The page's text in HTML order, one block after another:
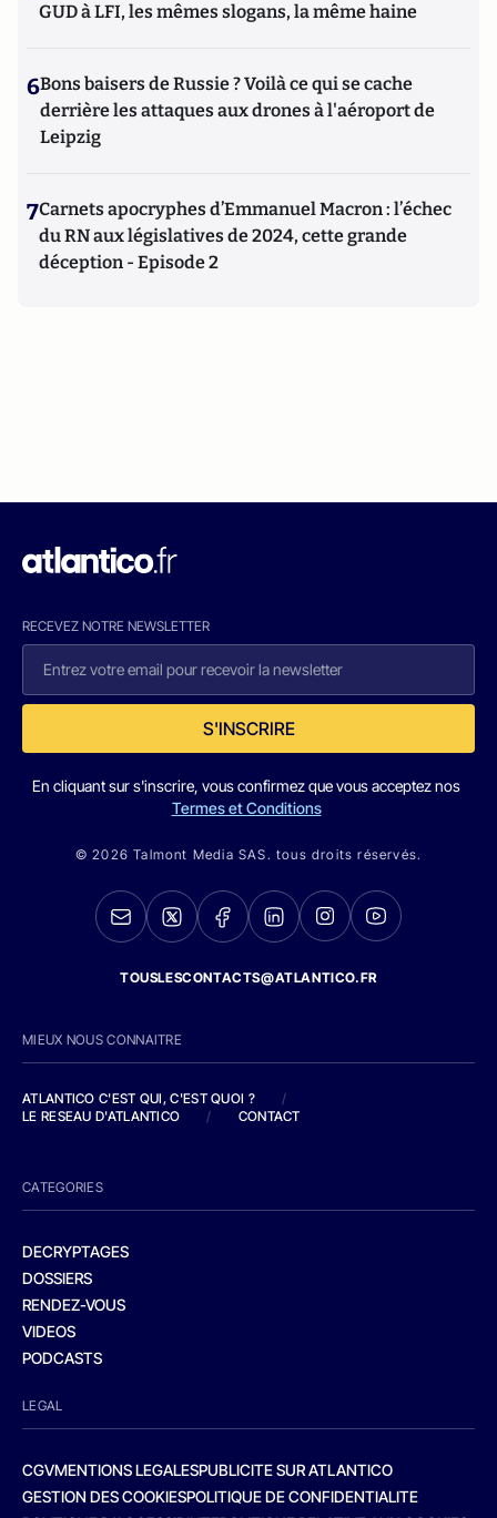
GUD à LFI, les mêmes slogans, la même haine
6Bons baisers de Russie ? Voilà ce qui se cache
derrière les attaques aux drones à l'aéroport de
Leipzig
7Carnets apocryphes d’Emmanuel Macron : l’échec
du RN aux législatives de 2024, cette grande
déception - Episode 2
RECEVEZ NOTRE NEWSLETTER
S'INSCRIRE
En cliquant sur s'inscrire, vous confirmez que vous acceptez nos
Termes et Conditions
© 2026 Talmont Media SAS. tous droits réservés.
TOUSLESCONTACTS@ATLANTICO.FR
MIEUX NOUS CONNAITRE
ATLANTICO C'EST QUI, C'EST QUOI ?
/
LE RESEAU D'ATLANTICO
/ CONTACT
CATEGORIES
DECRYPTAGES
DOSSIERS
RENDEZ-VOUS
VIDEOS
PODCASTS
LEGAL
CGVMENTIONS LEGALESPUBLICITE SUR ATLANTICO
GESTION DES COOKIESPOLITIQUE DE CONFIDENTIALITE